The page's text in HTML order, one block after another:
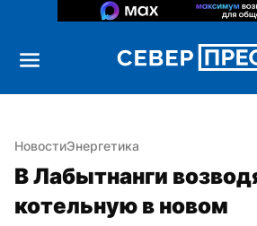
НовостиЭнергетика
В Лабытнанги
котельную в новом